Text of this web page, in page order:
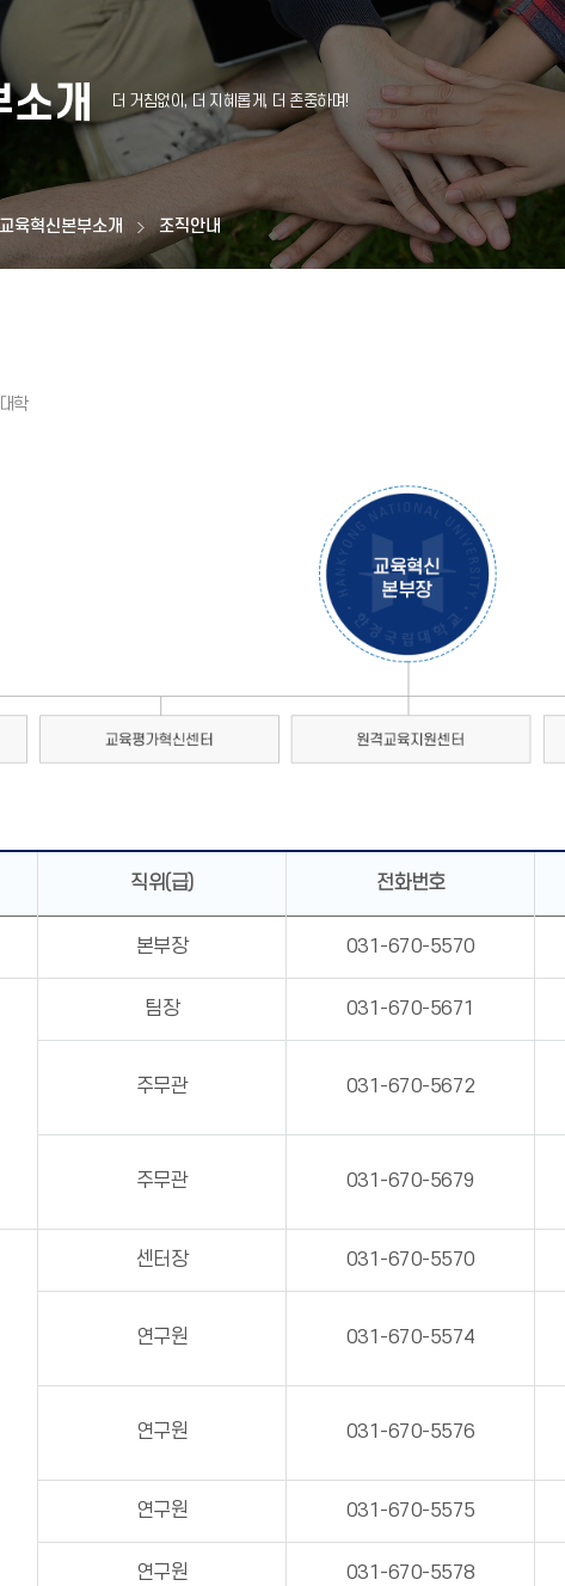
개
교육혁신본부소개 조직안내
직위(급) 전화번호
본부장 031-670-5570
팀장 031-670-5671
주무관 031-670-5672
주무관 031-670-5679
센터장 031-670-5570
연구원 031-670-5574
연구원 031-670-5576
연구원 031-670-5575
연구원 031-670-5578